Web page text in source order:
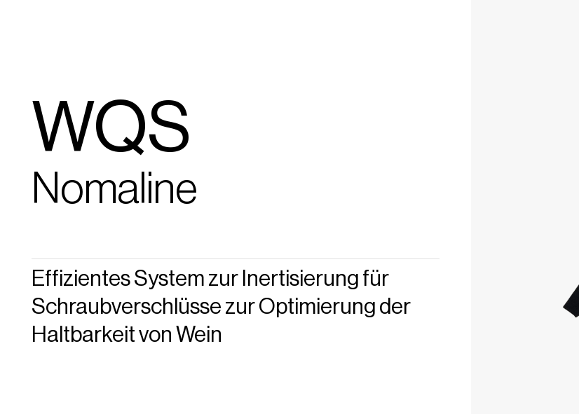
WQS
Nomaline
Effizientes System zur Inertisierung für
Schraubverschlüsse zur Optimierung der
Haltbarkeit von Wein